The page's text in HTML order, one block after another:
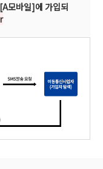
바일]에 가입되